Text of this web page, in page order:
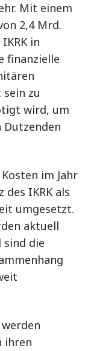
Mit einem
2,4 Mrd.
in
finanzielle
zu
wird, um
Dutzenden
im Jahr
IKRK als
umgesetzt.
aktuell
die
ihren